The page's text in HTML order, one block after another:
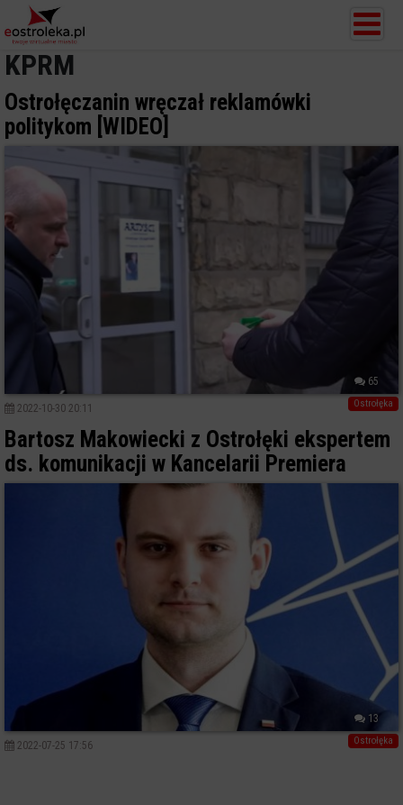
KPRM
Ostrołęczanin wręczał reklamówki
politykom [WIDEO]
65
Ostrołęka
2022-10-30 20:11
Bartosz Makowiecki z Ostrołęki ekspertem
ds. komunikacji w Kancelarii Premiera
13
Ostrołęka
2022-07-25 17:56